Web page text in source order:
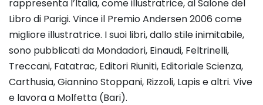
rappresenta l’Italia, come illustratrice, al Salone del
Libro di Parigi. Vince il Premio Andersen 2006 come
migliore illustratrice. I suoi libri, dallo stile inimitabile,
sono pubblicati da Mondadori, Einaudi, Feltrinelli,
Treccani, Fatatrac, Editori Riuniti, Editoriale Scienza,
Carthusia, Giannino Stoppani, Rizzoli, Lapis e altri. Vive
e lavora a Molfetta (Bari).